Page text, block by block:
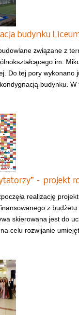
budynku
związane z
im.
Do tej pory wykonano
budynku. W
– projekt
realizację
z
skierowana jest do
celu rozwijanie